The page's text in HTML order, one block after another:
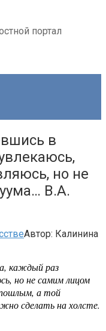
портал
в
но не
В.А.
Автор: Калинина
каждый раз
но не самим лицом
а той
сделать на холсте.